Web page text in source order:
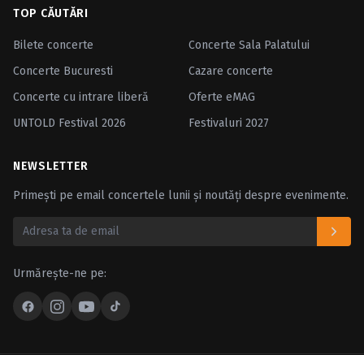
TOP CĂUTĂRI
Bilete concerte
Concerte Sala Palatului
Concerte Bucuresti
Cazare concerte
Concerte cu intrare liberă
Oferte eMAG
UNTOLD Festival 2026
Festivaluri 2027
NEWSLETTER
Primești pe email concertele lunii și noutăți despre evenimente.
Urmărește-ne pe: